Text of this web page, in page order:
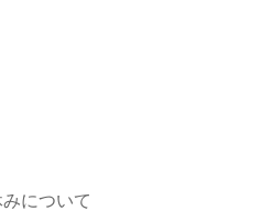
について